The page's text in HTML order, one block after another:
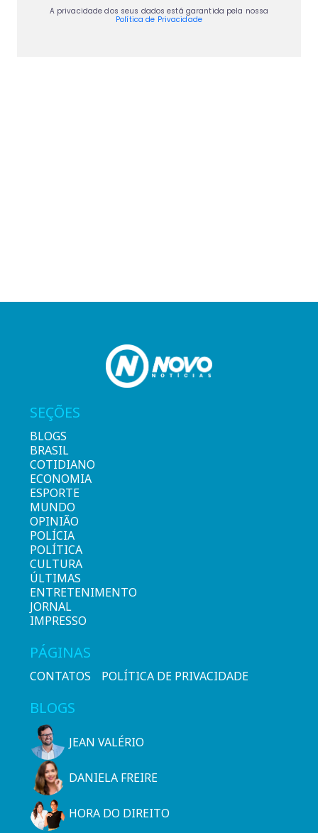
A privacidade dos seus dados está garantida pela nossa
Política de Privacidade
SEÇÕES
BLOGS
BRASIL
COTIDIANO
ECONOMIA
ESPORTE
MUNDO
OPINIÃO
POLÍCIA
POLÍTICA
CULTURA
ÚLTIMAS
ENTRETENIMENTO
JORNAL
IMPRESSO
PÁGINAS
CONTATOS POLÍTICA DE PRIVACIDADE
BLOGS
JEAN VALÉRIO
DANIELA FREIRE
HORA DO DIREITO